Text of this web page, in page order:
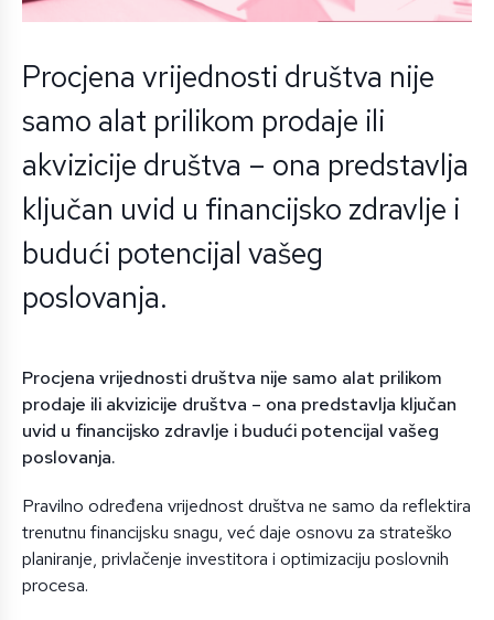
Procjena vrijednosti društva nije
samo alat prilikom prodaje ili
akvizicije društva – ona predstavlja
ključan uvid u financijsko zdravlje i
budući potencijal vašeg
poslovanja.
Procjena vrijednosti društva nije samo alat prilikom
prodaje ili akvizicije društva – ona predstavlja ključan
uvid u financijsko zdravlje i budući potencijal vašeg
poslovanja.
Pravilno određena vrijednost društva ne samo da reflektira
trenutnu financijsku snagu, već daje osnovu za strateško
planiranje, privlačenje investitora i optimizaciju poslovnih
procesa.